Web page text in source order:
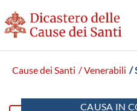
Cause dei Santi / Venerabili /
CAUSA IN